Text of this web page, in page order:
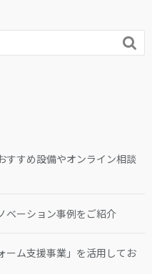

すすめ設備やオンライン相談
ベーション事例をご紹介
ーム支援事業」を活用してお